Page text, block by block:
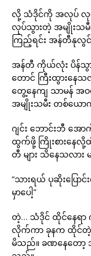
လို့ သံဒိုင်ကို အလုပ် လုပ်
လုပ်သွားတဲ့ အမျိုးသမီ
ကြည့်ရင်း အန်တီနု
အန်တီ ကိုယ်လုံး ပိန်သွာ
တောင် ကြီးထွားနေ
တွေ့နေကျ သာမန် အဝ
အမျိုးသမီး တစ်ယေ
ဂျင်း ဘောင်းဘီ အ
ထွက်ဖို့ ကြိုးစားနေ
တီ များ သိနေသလား
“သားရယ် ပုဆိုးပြော
မှာပေါ့”
တဲ့… သံဒိုင် ထိုင်နေရာ
လိုက်ကာ ခုနက ထိုင်တဲ့
မိသည်။ ခဏနေတေ